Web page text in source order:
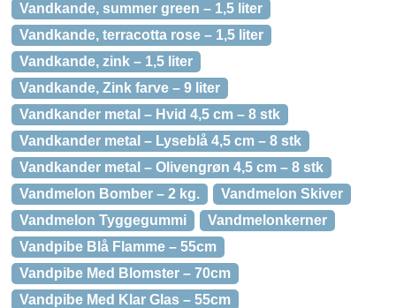
Vandkande, summer green – 1,5 liter
Vandkande, terracotta rose – 1,5 liter
Vandkande, zink – 1,5 liter
Vandkande, Zink farve – 9 liter
Vandkander metal – Hvid 4,5 cm – 8 stk
Vandkander metal – Lyseblå 4,5 cm – 8 stk
Vandkander metal – Olivengrøn 4,5 cm – 8 stk
Vandmelon Bomber – 2 kg.
Vandmelon Skiver
Vandmelon Tyggegummi
Vandmelonkerner
Vandpibe Blå Flamme – 55cm
Vandpibe Med Blomster – 70cm
Vandpibe Med Klar Glas – 55cm